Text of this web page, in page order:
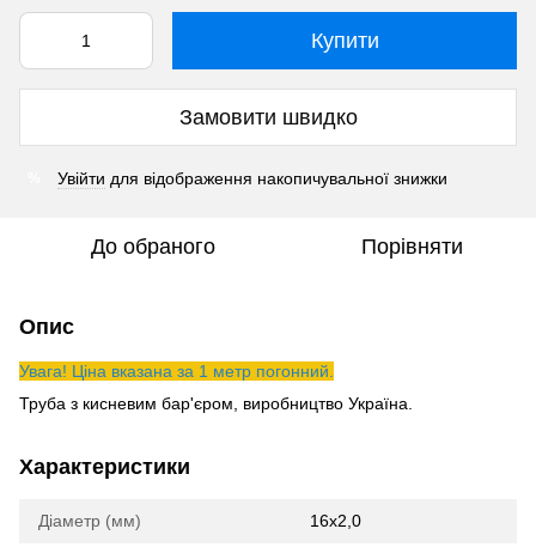
Купити
Замовити швидко
Увійти для відображення накопичувальної знижки
До обраного Порівняти
Опис
Увага! Ціна вказана за 1 метр погонний.
Труба з кисневим бар'єром , виробництво Україна.
Характеристики
Діаметр (мм) 16х2,0